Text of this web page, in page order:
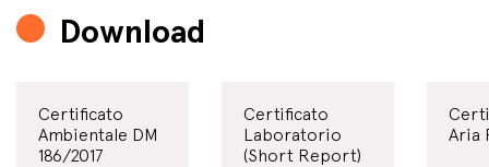
Download
Certificato
Ambientale DM
186/2017
Certificato
Laboratorio
(Short Report)
Aria